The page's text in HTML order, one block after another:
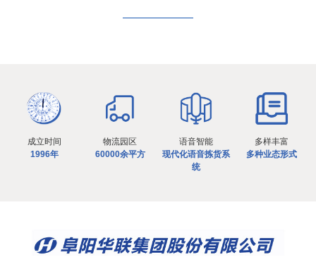
成立时间
1996年
物流园区
60000余平方
语音智能
现代化语音拣货系
统
多样丰富
多种业态形式